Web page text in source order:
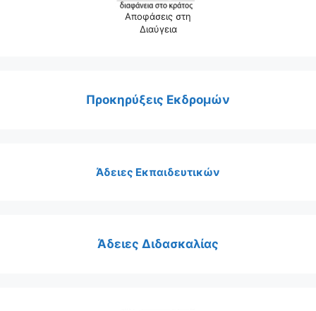
Αποφάσεις στη
Διαύγεια
Προκηρύξεις Εκδρομών
Άδειες Εκπαιδευτικών
Άδειες Διδασκαλίας